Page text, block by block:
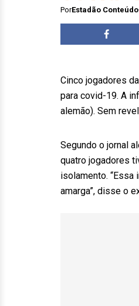
PorEstadão Conteúdo
Cinco jogadores
para covid-19. A
alemão). Sem
Segundo o jornal
quatro jogadores
isolamento. “Essa
amarga”, disse o